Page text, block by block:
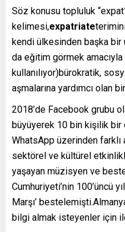
Söz konusu topluluk
kelimesi,expatriate
kendi ülkesinden başka bir
da eğitim görmek
kullanılıyor)bürokratik,
aşmalarına yardımcı olan
2018’de Facebook grubu
büyüyerek 10 bin kişilik bir
WhatsApp üzerinden farklı
sektörel ve kültürel
yaşayan müzisyen ve
Cumhuriyeti’nin 100’üncü
Marşı’
bilgi almak isteyenler için